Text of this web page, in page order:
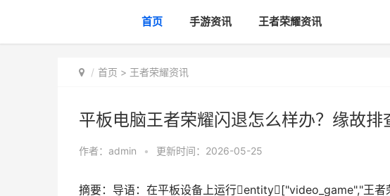
首页 手游资讯 王者荣耀资讯
首页 > 王者荣耀资讯
平板电脑王者荣耀闪退怎么样办？缘故排
作者： admin • 更新时间：2026-05-25
摘要：导语：在平板设备上运行entity["video_game","王